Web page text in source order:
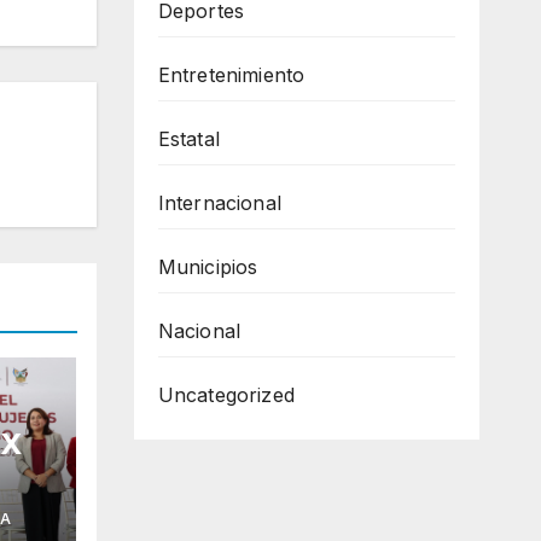
Deportes
Entretenimiento
Estatal
Internacional
Municipios
Nacional
Uncategorized